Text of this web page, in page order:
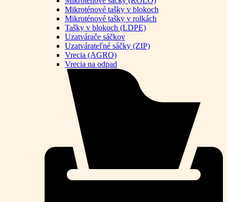
Mikroténové tašky v blokoch
Mikroténové tašky v rolkách
Tašky v blokoch (LDPE)
Uzatvárače sáčkov
Uzatvárateľné sáčky (ZIP)
Vrecia (AGRO)
Vrecia na odpad